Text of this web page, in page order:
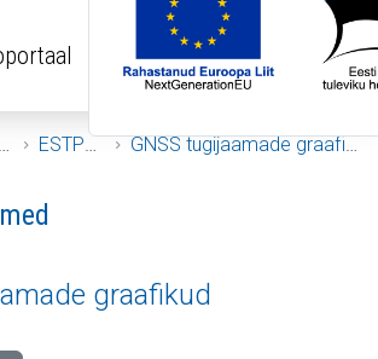
ESTPOS GNSS tugijaamade graafikud
graafikud